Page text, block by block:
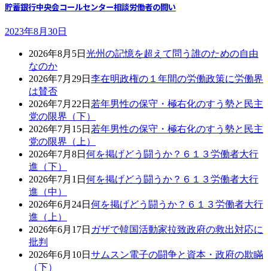
貯蓄銀行中央会コールセンター相談労働者の闘い
2023年8月30日
2026年8月5日 光州の記憶を超えて問う誰のための自由
なのか
2026年7月29日 李在明政権の１年間の労働政策に労働界
は賛否
2026年7月22日 若年男性の保守・極右化のすう勢と民主
党の限界（下）
2026年7月15日 若年男性の保守・極右化のすう勢と民主
党の限界（上）
2026年7月8日 何を掲げどう闘うか？６１３労働者大行
進（下）
2026年7月1日 何を掲げどう闘うか？６１３労働者大行
進（中）
2026年6月24日 何を掲げどう闘うか？６１３労働者大行
進（上）
2026年6月17日 ガザで韓国活動家拉致政府の救出対応に
批判
2026年6月10日 サムスン電子の闘争と資本・政府の欺瞞
（下）